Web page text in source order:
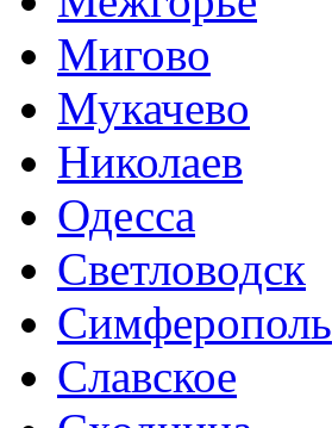
Мигово
Мукачево
Николаев
Одесса
Светловодск
Симферополь
Славское